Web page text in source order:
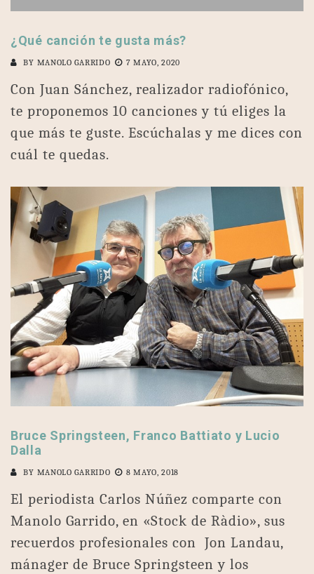
¿Qué canción te gusta más?
BY MANOLO GARRIDO 7 MAYO, 2020
Con Juan Sánchez, realizador radiofónico,
te proponemos 10 canciones y tú eliges la
que más te guste. Escúchalas y me dices con
cuál te quedas.
Bruce Springsteen, Franco Battiato y Lucio
Dalla
BY MANOLO GARRIDO 8 MAYO, 2018
El periodista Carlos Núñez comparte con
Manolo Garrido, en «Stock de Ràdio», sus
recuerdos profesionales con Jon Landau,
mánager de Bruce Springsteen y los